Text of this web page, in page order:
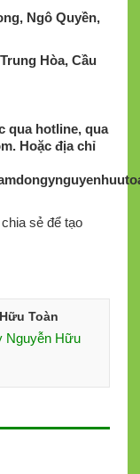
Ngô Quyền,
Hòa, Cầu
qua hotline, qua
. Hoặc địa chỉ
sẻ để tạo
Toàn
Nguyễn Hữu